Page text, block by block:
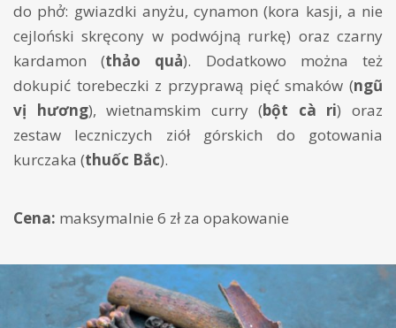
do phở: gwiazdki anyżu, cynamon (kora kasji, a nie
cejloński skręcony w podwójną rurkę) oraz czarny
kardamon (thảo quả). Dodatkowo można też
dokupić torebeczki z przyprawą pięć smaków (ngũ
vị hương), wietnamskim curry (bột cà ri) oraz
zestaw leczniczych ziół górskich do gotowania
kurczaka (thuốc Bắc).
Cena: maksymalnie 6 zł za opakowanie